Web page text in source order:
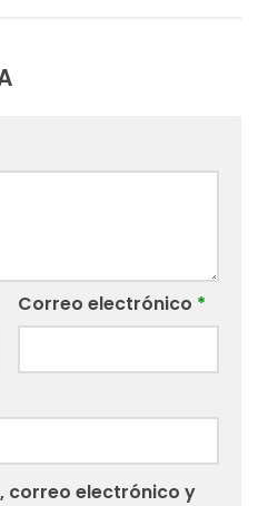
Correo electrónico *
correo electrónico y